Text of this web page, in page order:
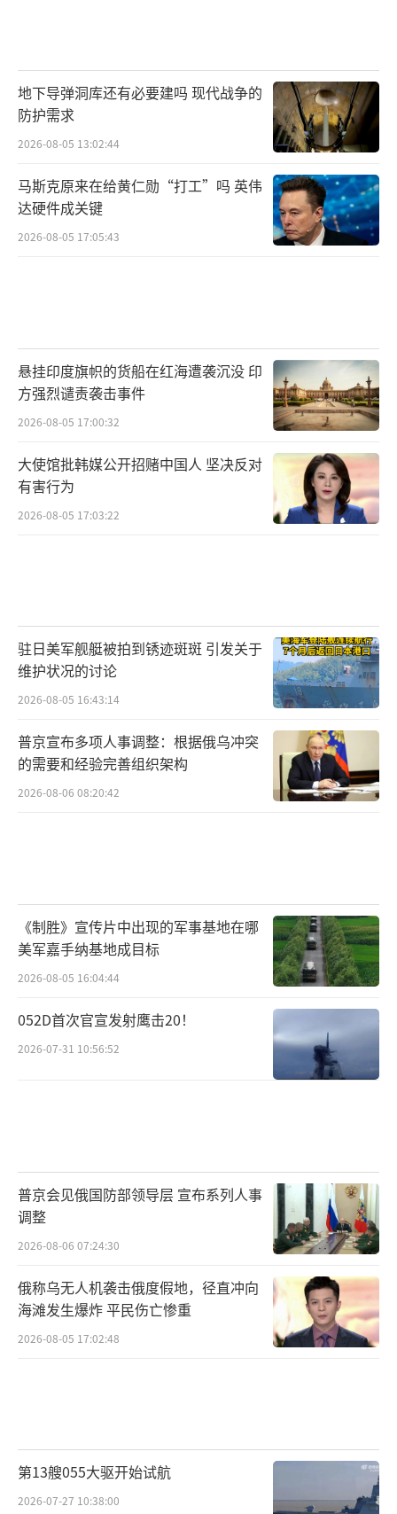
地下导弹洞库还有必要建吗 现代战争的
防护需求
2026-08-05 13:02:44
马斯克原来在给黄仁勋“打工”吗 英伟
达硬件成关键
2026-08-05 17:05:43
悬挂印度旗帜的货船在红海遭袭沉没 印
方强烈谴责袭击事件
2026-08-05 17:00:32
大使馆批韩媒公开招赌中国人 坚决反对
有害行为
2026-08-05 17:03:22
驻日美军舰艇被拍到锈迹斑斑 引发关于
维护状况的讨论
2026-08-05 16:43:14
普京宣布多项人事调整：根据俄乌冲突
的需要和经验完善组织架构
2026-08-06 08:20:42
《制胜》宣传片中出现的军事基地在哪
美军嘉手纳基地成目标
2026-08-05 16:04:44
052D首次官宣发射鹰击20！
2026-07-31 10:56:52
普京会见俄国防部领导层 宣布系列人事
调整
2026-08-06 07:24:30
俄称乌无人机袭击俄度假地，径直冲向
海滩发生爆炸 平民伤亡惨重
2026-08-05 17:02:48
第13艘055大驱开始试航
2026-07-27 10:38:00